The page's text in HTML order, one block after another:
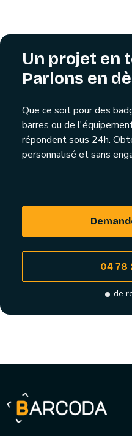
Un projet en
Parlons en
Que ce soit pour des
barres ou de
répondent sous 24h.
personnalisé et sans
04 78
de